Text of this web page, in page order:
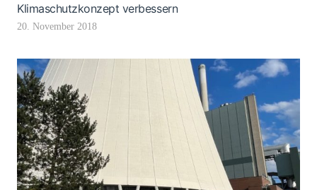
Klimaschutzkonzept verbessern
20. November 2018